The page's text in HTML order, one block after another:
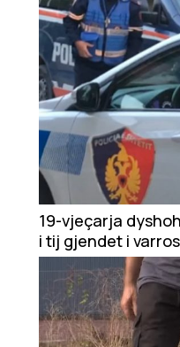
19-vjeçarja
i tij gjendet i
në Durrës